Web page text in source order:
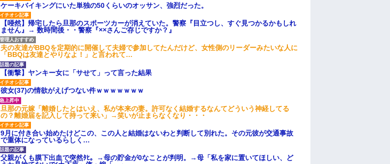
ケーキバイキングにいた単独の50くらいのオッサン、強烈だった。
【唖然】帰宅したら旦那のスポーツカーが消えていた。警察『目立つし、すぐ見つかるかもしれ
ません』→ 数時間後・・警察『××さんご存じですか？』
夫の友達がBBQを定期的に開催して夫婦で参加してたんだけど、女性側のリーダーみたいな人に
「BBQは友達とやりなよ！」と言われて…
【衝撃】ヤンキー女に「サせて」って言った結果
彼女(37)の情欲がえげつない件ｗｗｗｗｗｗｗ
旦那の元嫁「離婚したとはいえ、私が本来の妻。許可なく結婚するなんてどういう神経してる
の？離婚届を記入して持って来い」→笑いが止まらなくなり・・・
9月に付き合い始めたけどこの、この人と結婚はないわと判断して別れた。その元彼が交通事故
で重体になっているらしく…
父親がくも膜下出血で突然ﾀﾋ。→母の貯金が0なことが判明。→母「私を家に置いてほしい、ど